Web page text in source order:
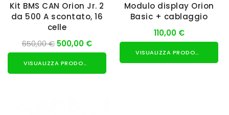
Kit BMS CAN Orion Jr. 2
da 500 A scontato, 16
celle
650,00 € 500,00 €
VISUALIZZA PRODOTTO
Modulo display Orion
Basic + cablaggio
110,00 €
VISUALIZZA PRODOTTO